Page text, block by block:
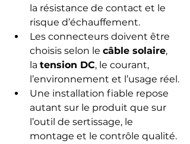
la résistance de contact et le
risque d’échauffement.
Les connecteurs doivent être
choisis selon le câble solaire,
la tension DC, le courant,
l’environnement et l’usage réel.
Une installation fiable repose
autant sur le produit que sur
l’outil de sertissage, le
montage et le contrôle qualité.